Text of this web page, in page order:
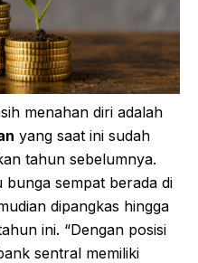
menahan diri adalah
yang saat ini sudah
tahun sebelumnya.
bunga sempat berada di
dipangkas hingga
ini. “Dengan posisi
sentral memiliki